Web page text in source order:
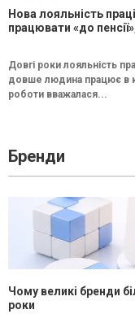
Нова лояльність
працювати «до
Довгі роки лояльність
довше людина працює в
роботи вважалася...
Бренди
Чому великі бренди
роки